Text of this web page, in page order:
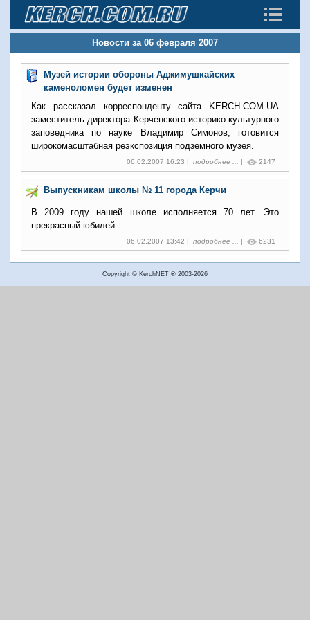
Новости за 06 февраля 2007
Музей истории обороны Аджимушкайских
каменоломен будет изменен
Как рассказал корреспонденту сайта KERCH.COM.UA
заместитель директора Керченского историко-культурного
заповедника по науке Владимир Симонов, готовится
широкомасштабная реэкспозиция подземного музея.
06.02.2007 16:23 | подробнее ... | 2147
Выпускникам школы № 11 города Керчи
В 2009 году нашей школе исполняется 70 лет. Это
прекрасный юбилей.
06.02.2007 13:42 | подробнее ... | 6231
Copyright © KerchNET ® 2003-2026